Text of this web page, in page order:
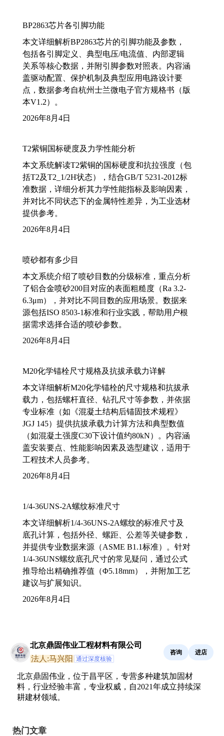
BP2863芯片各引脚功能
本文详细解析BP2863芯片的引脚功能及参数，
包括各引脚定义、典型电压/电流值、内部逻辑
关系等核心数据，并附引脚参数对照表。内容涵
盖驱动配置、保护机制及典型应用电路设计要
点，数据参考自杭州士兰微电子官方规格书（版
本V1.2）。
2026年8月4日
T2紫铜国标硬度及力学性能分析
本文系统解读T2紫铜的国标硬度和抗拉强度（包
括T2及T2_1/2H状态），结合GB/T 5231-2012标
准数据，详细分析其力学性能指标及影响因素，
并对比不同状态下的金属特性差异，为工业选材
提供参考。
2026年8月4日
喷砂都有多少目
本文系统介绍了喷砂目数的分级标准，重点分析
了铝合金喷砂200目对应的表面粗糙度（Ra 3.2-
6.3μm），并对比不同目数的应用场景。数据来
源包括ISO 8503-1标准和行业实践，帮助用户根
据需求选择合适的喷砂参数。
2026年8月4日
M20化学锚栓尺寸规格及抗拔承载力详解
本文详细解析M20化学锚栓的尺寸规格和抗拔承
载力，包括螺杆直径、钻孔尺寸等参数，并依据
专业标准（如《混凝土结构后锚固技术规程》
JGJ 145）提供抗拔承载力计算方法和典型数值
（如混凝土强度C30下设计值约80kN）。内容涵
盖安装要点、性能影响因素及选型建议，适用于
工程技术人员参考。
2026年8月4日
1/4-36UNS-2A螺纹标准尺寸
本文详细解析1/4-36UNS-2A螺纹的标准尺寸及
底孔计算，包括外径、螺距、公差等关键参数，
并提供专业数据来源（ASME B1.1标准）。针对
1/4-36UNS螺纹底孔尺寸的常见疑问，通过公式
推导给出精确推荐值（Φ5.18mm），并附加工艺
建议与扩展知识。
2026年8月4日
北京鼎固伟业工程材料有限公司
法人:马兴阳
通过深度核验
咨询 进店
北京鼎固伟业，位于昌平区，专营多种建筑加固材
料，行业经验丰富，专业权威，自2021年成立持续深
耕建材领域。
热门文章